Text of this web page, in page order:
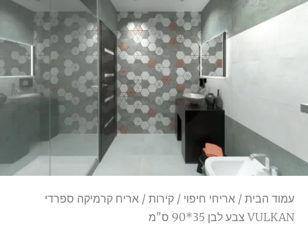
עמוד הבית / אריחי חיפוי / קירות / אריח קרמיקה ספרדי
VULKAN צבע לבן 35*90 ס"מ